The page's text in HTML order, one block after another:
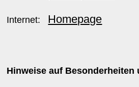
Internet: Homepage
Hinweise auf Besonderheiten